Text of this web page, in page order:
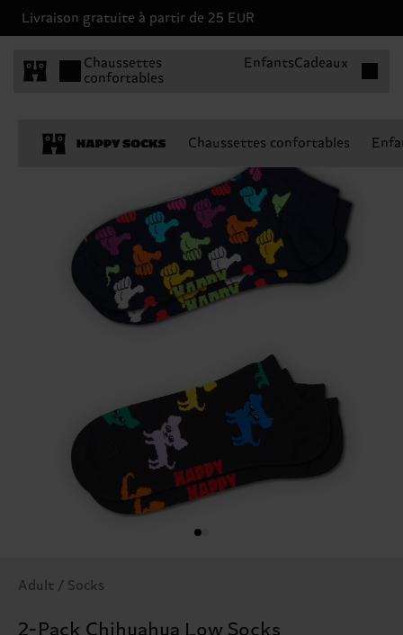
Livraison gratuite à partir de 25 EUR
Chaussettes
confortables
EnfantsCadeaux
Chaussettes confortables
Adult / Socks
2-Pack Chihuahua Low Socks